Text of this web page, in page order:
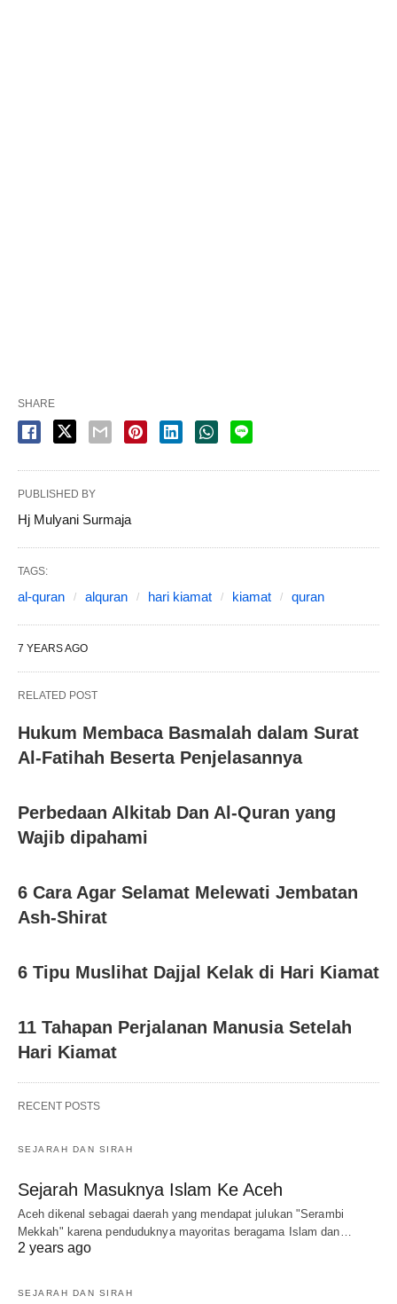
SHARE
PUBLISHED BY
Hj Mulyani Surmaja
TAGS:
al-quran alquran hari kiamat kiamat quran
7 YEARS AGO
RELATED POST
Hukum Membaca Basmalah dalam Surat
Al-Fatihah Beserta Penjelasannya
Perbedaan Alkitab Dan Al-Quran yang
Wajib dipahami
6 Cara Agar Selamat Melewati Jembatan
Ash-Shirat
6 Tipu Muslihat Dajjal Kelak di Hari Kiamat
11 Tahapan Perjalanan Manusia Setelah
Hari Kiamat
RECENT POSTS
SEJARAH DAN SIRAH
Sejarah Masuknya Islam Ke Aceh
Aceh dikenal sebagai daerah yang mendapat julukan "Serambi
Mekkah" karena penduduknya mayoritas beragama Islam dan…
2 years ago
SEJARAH DAN SIRAH